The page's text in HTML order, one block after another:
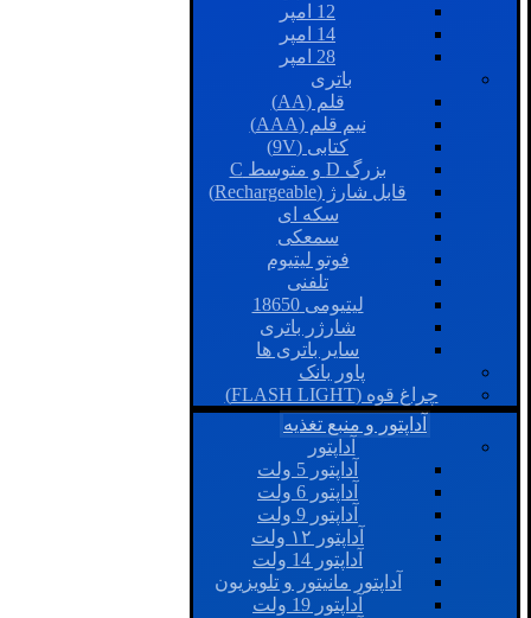
12 امپر
14 امپر
28 امپر
باتری
قلم (AA)
نیم قلم (AAA)
کتابی (9V)
بزرگ D و متوسط C
قابل شارژ (Rechargeable)
سکه ای
سمعکی
فوتو لیتیوم
تلفنی
لیتیومی 18650
شارژر باتری
سایر باتری ها
پاور بانک
چراغ قوه (FLASH LIGHT)
آداپتور و منبع تغذیه
آداپتور
آداپتور 5 ولت
آداپتور 6 ولت
آداپتور 9 ولت
آداپتور ۱۲ ولت
آداپتور 14 ولت
آداپتور مانیتور و تلویزیون
آداپتور 19 ولت